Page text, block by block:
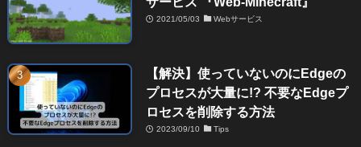
2021/05/03 Webサービス
【解決】使っていないのにEdgeの
プロセスが大量に!? 不要なEdgeプ
ロセスを削除する方法
2023/09/10 Tips